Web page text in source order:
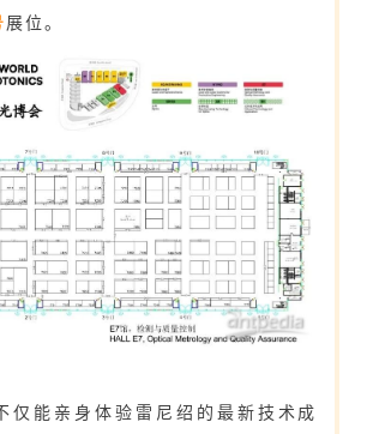
展位。
仅能亲身体验雷尼绍的最新技术成